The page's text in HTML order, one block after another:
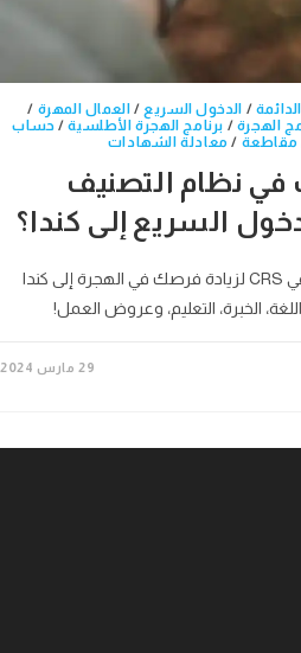
/ الدخول السريع / العمال المهرة /
الهجرة / برنامج الهجرة الأطلسية/ حساب
/ معادلة الشهادات
نظام التصنيف
تعرف على كيفية تحسين نقاطك في CRS لزيادة فرصك في الهجرة إلى كندا
الخبرة، التعليم، وعروض العمل!
29 مارس 2024